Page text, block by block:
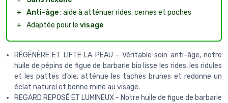
＋ Anti-âge: aide à atténuer rides, cernes et poches
＋ Adaptée pour le visage
RÉGÉNÈRE ET LIFTE LA PEAU - Véritable soin anti-âge, notre
huile de pépins de figue de barbarie bio lisse les rides, les ridules
et les pattes d’oie, atténue les taches brunes et redonne un
éclat naturel et bonne mine au visage.
REGARD REPOSÉ ET LUMINEUX - Notre huile de figue de barbarie